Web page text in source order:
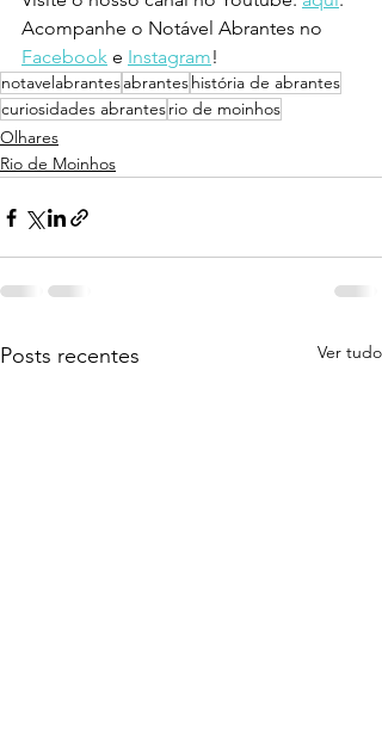
Acompanhe o Notável Abrantes no
Facebook e Instagram!
notavelabrantesabranteshistória de abrantes
curiosidades abrantesrio de moinhos
Olhares
Rio de Moinhos
Posts recentes Ver tudo